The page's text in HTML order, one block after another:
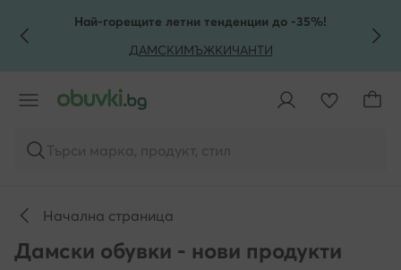
КЪМ ОСНОВНОТО СЪДЪРЖАНИЕ
КЪМ ТЪРСЕНЕНай-горещите летни тенденции до -35%!
ДАМСКИМЪЖКИЧАНТИ
Търси марка, продукт, стил
Начална страница
Дамски обувки - нови продукти